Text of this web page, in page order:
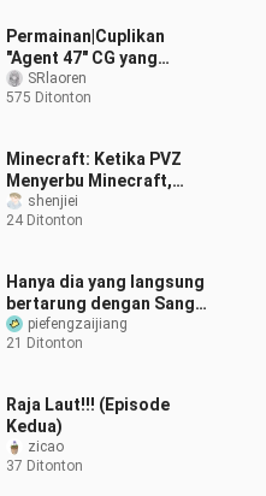
Permainan|Cuplikan
"Agent 47" CG yang
Membara
SRlaoren
575 Ditonton
Minecraft: Ketika PVZ
Menyerbu Minecraft,
Bagaimana Cara
Bertahan Hidup?!
shenjiei
24 Ditonton
Hanya dia yang langsung
bertarung dengan Sang
Penguasa
piefengzaijiang
21 Ditonton
Raja Laut!!! (Episode
Kedua)
zicao
37 Ditonton